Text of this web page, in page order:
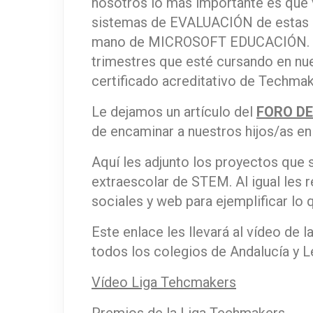
sistemas de EVALUACIÓN de
mano de MICROSOFT
trimestres que esté cursando en
certificado acreditativo de
Le dejamos un artículo del FORO
de encaminar a nuestros hijos/as
Aquí les adjunto los proyectos que
extraescolar de STEM. Al igual les
sociales y web para ejemplificar lo
Este enlace les llevará al vídeo de
todos los colegios de Andalucía y
Vídeo Liga Tehcmakers